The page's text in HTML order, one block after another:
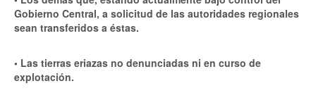
Gobierno Central, a solicitud de las autoridades regionales
sean transferidos a éstas.
• Las tierras eriazas no denunciadas ni en curso de
explotación.